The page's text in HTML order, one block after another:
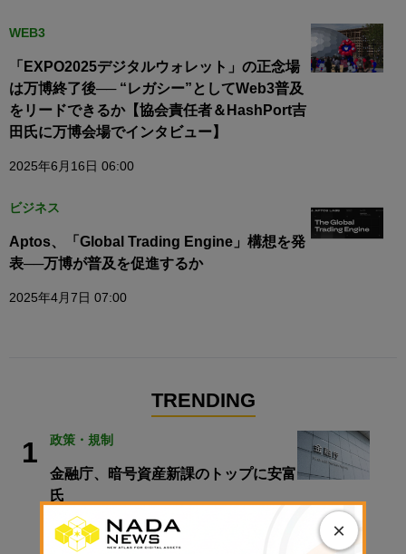
WEB3
「EXPO2025デジタルウォレット」の正念場
は万博終了後── “レガシー”としてWeb3普及
をリードできるか【協会責任者＆HashPort吉
田氏に万博会場でインタビュー】
2025年6月16日 06:00
ビジネス
Aptos、「Global Trading Engine」構想を発
表──万博が普及を促進するか
2025年4月7日 07:00
TRENDING
1 政策・規制
金融庁、暗号資産新課のトップに安富
氏
2026年8月7日 17:26 ×